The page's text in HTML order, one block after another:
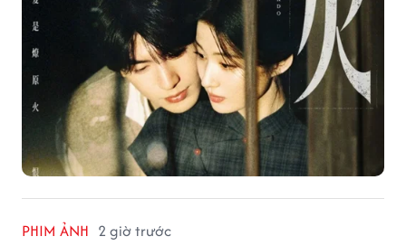
PHIM ẢNH 2 giờ trước